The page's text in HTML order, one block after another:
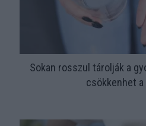
Sokan rosszul tárolják a
csökkenhet a